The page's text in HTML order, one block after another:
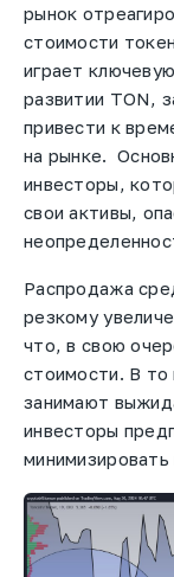
рынок
стоимости
играет
развитии TON,
привести к
на рынке.
инвесторы,
свои активы,
Распродажа
резкому
что, в свою
стоимости. В то
занимают
инвесторы